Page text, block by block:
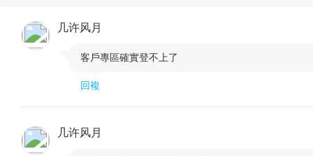
几许风月
客戶專區確實登不上了
回複
几许风月